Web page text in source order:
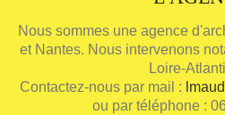
Nous sommes une agence
et Nantes. Nous intervenons
Loire-
Contactez-nous par mail :
ou par téléphone :